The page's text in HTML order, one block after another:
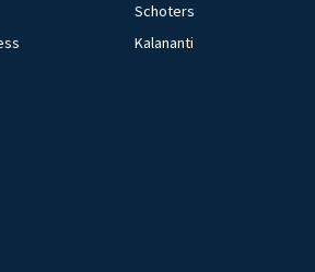
Schoters
Kalananti